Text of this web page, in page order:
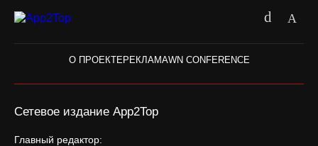
О ПРОЕКТЕРЕКЛАМАWN CONFERENCE
Сетевое издание App2Top
Главный редактор: